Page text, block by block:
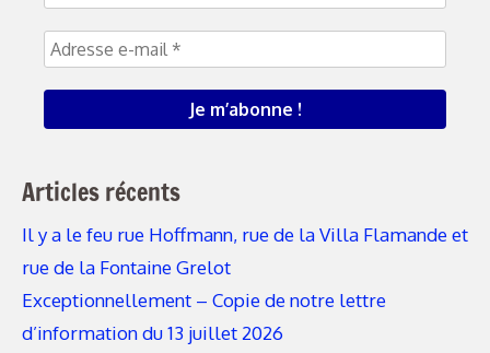
Articles récents
Il y a le feu rue Hoffmann, rue de la Villa Flamande et
rue de la Fontaine Grelot
Exceptionnellement – Copie de notre lettre
d’information du 13 juillet 2026